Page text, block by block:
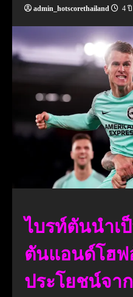
admin_hotscorethailand 4 ปี
ไบรท์ตันนําเ
ตันแอนด์โฮฟ
ประโยชน์จา